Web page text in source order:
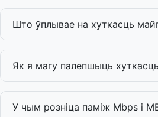
Што ўплывае на хуткасць
Як я магу палепшыць
У чым розніца паміж Mbps і